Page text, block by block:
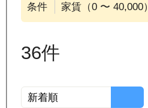
条件 家賃（0 〜 40,000）
36件